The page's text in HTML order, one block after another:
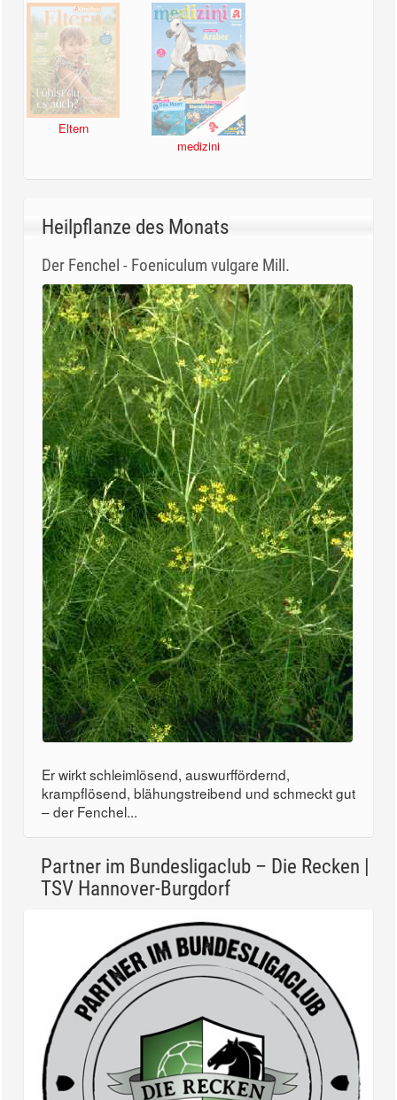
Eltern
medizini
Heilpflanze des Monats
Der Fenchel - Foeniculum vulgare Mill.
Er wirkt schleimlösend, auswurffördernd,
krampflösend, blähungstreibend und schmeckt gut
– der Fenchel...
Partner im Bundesligaclub – Die Recken |
TSV Hannover-Burgdorf